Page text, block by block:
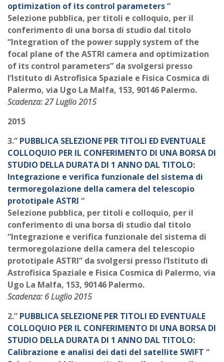
optimization of its control parameters“
Selezione pubblica, per titoli e colloquio, per il
conferimento di una borsa di studio dal titolo
“Integration of the power supply system of the
focal plane of the ASTRI camera and optimization
of its control parameters” da svolgersi presso
l’Istituto di Astrofisica Spaziale e Fisica Cosmica di
Palermo, via Ugo La Malfa, 153, 90146 Palermo.
Scadenza: 27 Luglio 2015
2015
3.” PUBBLICA SELEZIONE PER TITOLI ED EVENTUALE
COLLOQUIO PER IL CONFERIMENTO DI UNA BORSA DI
STUDIO DELLA DURATA DI 1 ANNO DAL TITOLO:
Integrazione e verifica funzionale del sistema di
termoregolazione della camera del telescopio
prototipale ASTRI “
Selezione pubblica, per titoli e colloquio, per il
conferimento di una borsa di studio dal titolo
“Integrazione e verifica funzionale del sistema di
termoregolazione della camera del telescopio
prototipale ASTRI” da svolgersi presso l’Istituto di
Astrofisica Spaziale e Fisica Cosmica di Palermo, via
Ugo La Malfa, 153, 90146 Palermo.
Scadenza: 6 Luglio 2015
2.” PUBBLICA SELEZIONE PER TITOLI ED EVENTUALE
COLLOQUIO PER IL CONFERIMENTO DI UNA BORSA DI
STUDIO DELLA DURATA DI 1 ANNO DAL TITOLO:
Calibrazione e analisi dei dati del satellite SWIFT “